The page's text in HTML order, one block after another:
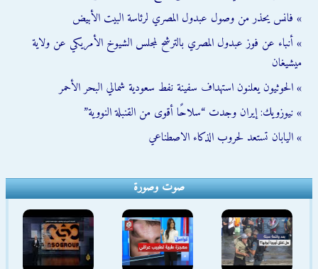
» فانس يحذر من وصول عبدول المصري لرئاسة البيت الأبيض
» أنباء عن فوز عبدول المصري بالترشح لمجلس الشيوخ الأمريكي عن ولاية
ميشيغان
» الحوثيون يعلنون استهداف سفينة نفط سعودية شمالي البحر الأحمر
» نيوزويك: إيران وجدت “سلاحًا أقوى من القنبلة النووية”
» اليابان تستعد لحروب الذكاء الاصطناعي
صوت وصورة